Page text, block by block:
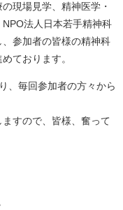
現場見学、精神医学・
法人日本若手精神科
参加者の皆様の精神科
ております。
、毎回参加者の方々から
すので、皆様、奮って